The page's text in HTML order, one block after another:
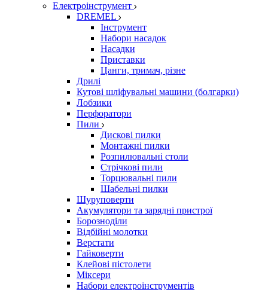
Електроінструмент
DREMEL
Інструмент
Набори насадок
Насадки
Приставки
Цанги, тримач, різне
Дрилі
Кутові шліфувальні машини (болгарки)
Лобзики
Перфоратори
Пили
Дискові пилки
Монтажні пилки
Розпилювальні столи
Стрічкові пили
Торцювальні пили
Шабельні пилки
Шуруповерти
Акумулятори та зарядні пристрої
Борозноділи
Відбійні молотки
Верстати
Гайковерти
Клейові пістолети
Міксери
Набори електроінструментів